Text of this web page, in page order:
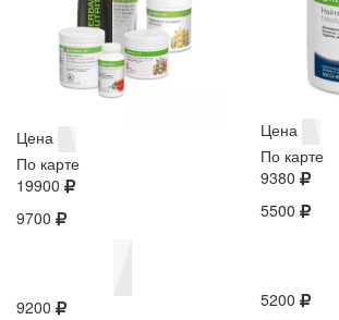
Цена
По карте
19900
9700
9200
Цена
По карте
9380
5500
5200